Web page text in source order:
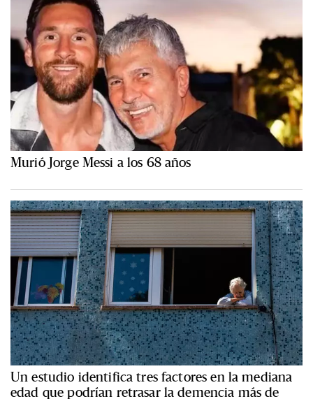
Murió Jorge Messi a los 68 años
Un estudio identifica tres factores en la mediana
edad que podrían retrasar la demencia más de